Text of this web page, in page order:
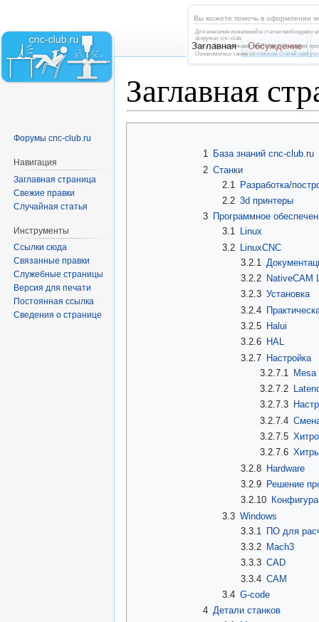
Заглавная
1 База знаний cnc-club.ru
2 Станки
2.1
Разработка/
2.2 3d принтеры
3 Программное
3.1
Linux
3.2
LinuxCNC
3.2.1
3.2.2 NativeCAM
3.2.3 Установка
3.2.4
3.2.5 Halui
3.2.6 HAL
3.2.7 Настройка
3.2.7.1
Mesa
3.2.7.2
3.2.7.3
3.2.7.4
3.2.7.5
3.2.7.6
3.2.8 Hardware
3.2.9 Решение
3.2.10
3.3 Windows
3.3.1
ПО для
3.3.2 Mach3
3.3.3 CAD
3.3.4 CAM
3.4 G-code
4 Детали станков
Вы можете помочь в оформлении
Для внесения изменений в статьи необходимо
форумах cnc-club.
Если у Вас возникают проблемы со входом
Ознакомьтесь также со списком статей
Заглавная Обсуждение
Форумы cnc-club.ru
Навигация
Заглавная страница
Свежие правки
Случайная статья
Инструменты
Ссылки сюда
Связанные правки
Служебные страницы
Версия для печати
Постоянная ссылка
Сведения о странице